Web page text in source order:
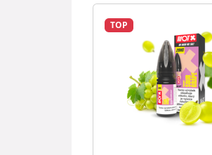
TOP